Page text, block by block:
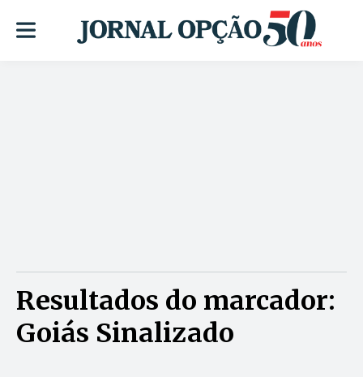
Resultados do marcador:
Goiás Sinalizado